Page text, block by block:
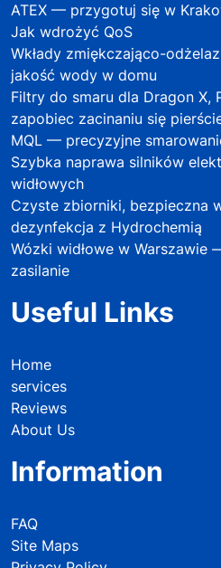
ATEX — przygotuj się w
Jak wdrożyć QoS
Wkłady zmiękczająco-
jakość wody w domu
Filtry do smaru dla Dragon
zapobiec zacinaniu się
MQL — precyzyjne
Szybka naprawa silników
widłowych
Czyste zbiorniki, bezpieczna
dezynfekcja z Hydrochemią
Wózki widłowe w Warszawie
zasilanie
Useful Links
Home
services
Reviews
About Us
Information
FAQ
Site Maps